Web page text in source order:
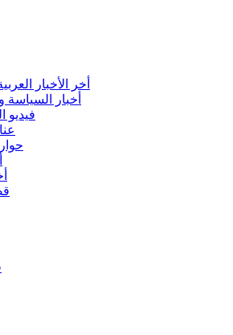
أخر الأخبار
أخبار السياسة
فيديو